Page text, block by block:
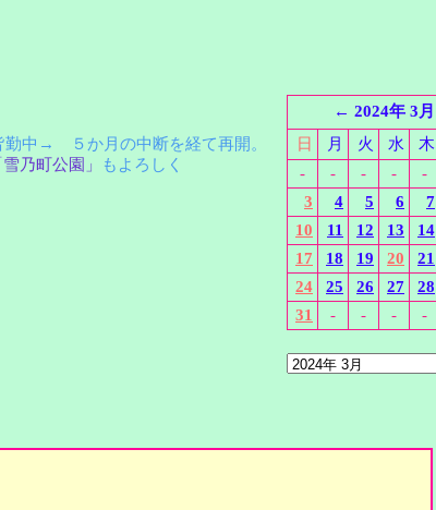
勤中→ ５か月の中断を経て再開。
雪乃町公園」 もよろしく
← 2024年 3月
日
月 火 水 木
-
- - - -
3
4 5 6 7
10
11 12 13 14
17
18 19 20 21
24
25 26 27 28
31
- - - -